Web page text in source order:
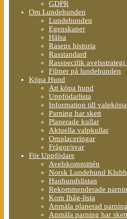
GDPR
Om Lundehunden
Lundehunden
Egenskaper
Hälsa
Rasens historia
Rasstandard
Rasspecifik
Filmer på lundehunden
Köpa Hund
Att köpa hund
Uppfödarlista
Information till
Parning har skett
Planerade kullar
Aktuella valpkullar
Omplaceringar
Frågor/svar
För Uppfödare
Avelskommittén
Norsk Lundehund Klubb
Hanhundslistan
Rekommenderade
Kom Ihåg-lista
Anmäla planerad parning
Anmäla parning har skett